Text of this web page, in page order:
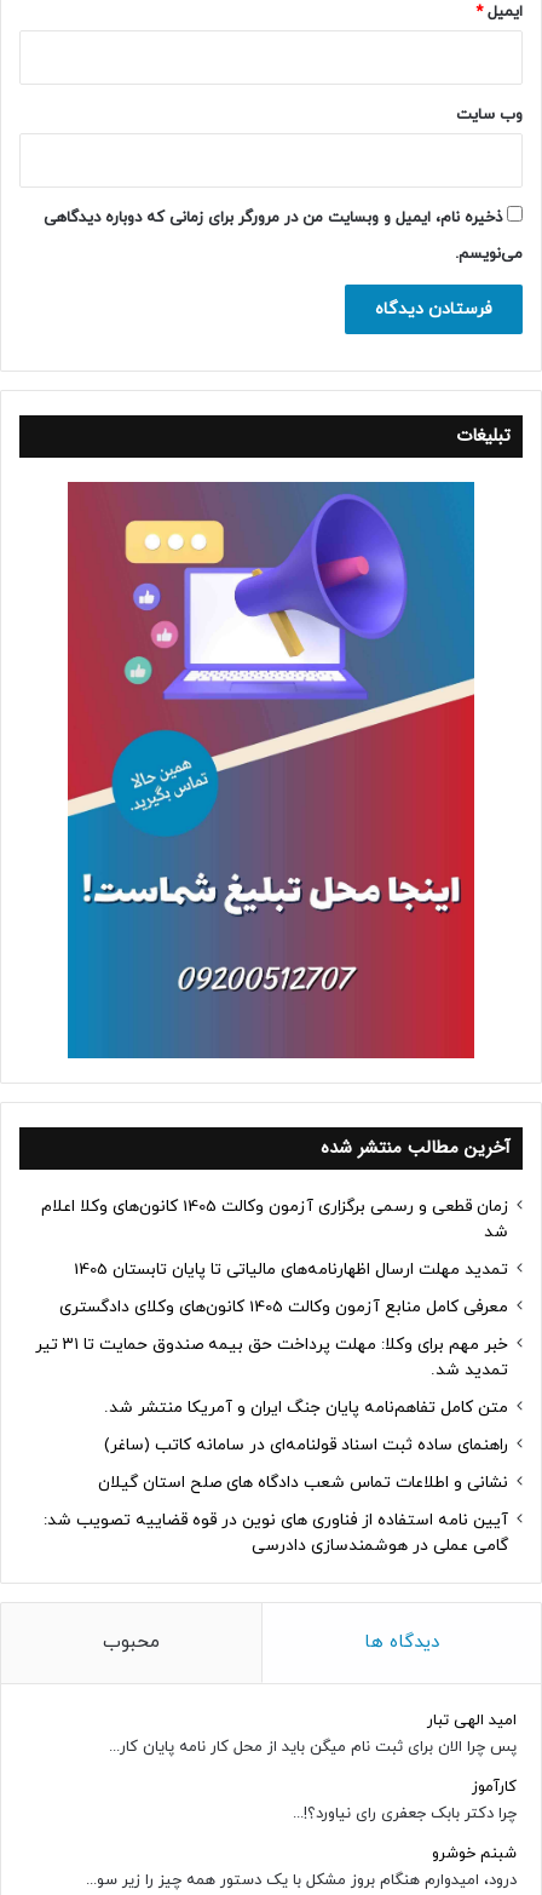
ایمیل*
وب‌ سایت
ذخیره نام، ایمیل و وبسایت من در مرورگر برای زمانی که دوباره دیدگاهی
می‌نویسم.
تبلیغات
آخرین مطالب منتشر شده
زمان قطعی و رسمی برگزاری آزمون وکالت 1405 کانون‌های وکلا اعلام
شد
تمدید مهلت ارسال اظهارنامه‌های مالیاتی تا پایان تابستان 1405
معرفی کامل منابع آزمون وکالت 1405 کانون‌های وکلای دادگستری
خبر مهم برای وکلا: مهلت پرداخت حق بیمه صندوق حمایت تا ۳۱ تیر
تمدید شد.
متن کامل تفاهم‌نامه پایان جنگ ایران و آمریکا منتشر شد.
راهنمای ساده ثبت اسناد قولنامه‌ای در سامانه کاتب (ساغر)
نشانی و اطلاعات تماس شعب دادگاه های صلح استان گیلان
آیین نامه استفاده از فناوری های نوین در قوه قضاییه تصویب شد:
گامی عملی در هوشمندسازی دادرسی
دیدگاه ها محبوب
امید الهی تبار
پس چرا الان برای ثبت نام میگن باید از محل کار نامه پایان کار...
کارآموز
چرا دکتر بابک جعفری رای نیاورد؟!...
شبنم خوشرو
درود، امیدوارم هنگام بروز مشکل با یک دستور همه چیز را زیر سو...